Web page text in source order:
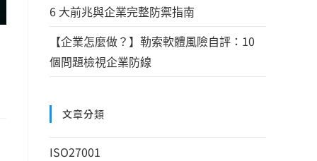
6 大前兆與企業完整防禦指南
【企業怎麼做？】勒索軟體風險自評：10
個問題檢視企業防線
文章分類
ISO27001